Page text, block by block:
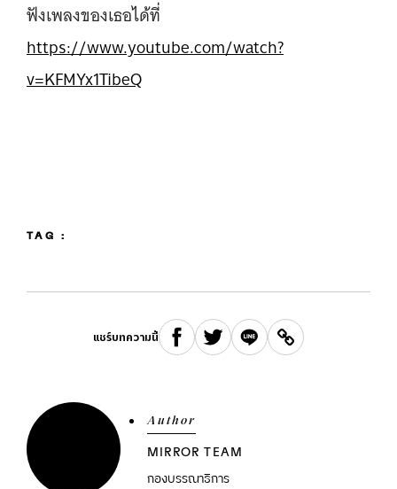
ฟังเพลงของเธอได้ที่
https://www.youtube.com/watch?
v=KFMYx1TibeQ
TAG :
แชร์บทความนี้
Author
MIRROR TEAM
กองบรรณาธิการ